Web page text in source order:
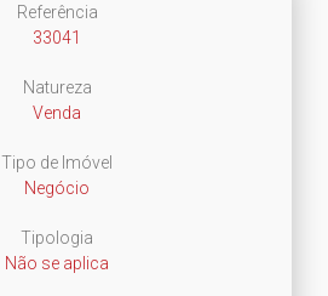
Referência
33041
Natureza
Venda
Tipo de Imóvel
Negócio
Tipologia
Não se aplica